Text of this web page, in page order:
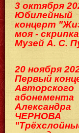
3 октября
Юбилейный
концерт
моя -
Музей А. С.
20 ноября
Первый
Авторского
абонемента
Александра
ЧЕРНОВА